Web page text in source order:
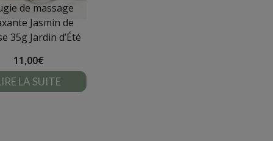
de massage
Jasmin de
35g Jardin d’Été
11,00€
LA SUITE